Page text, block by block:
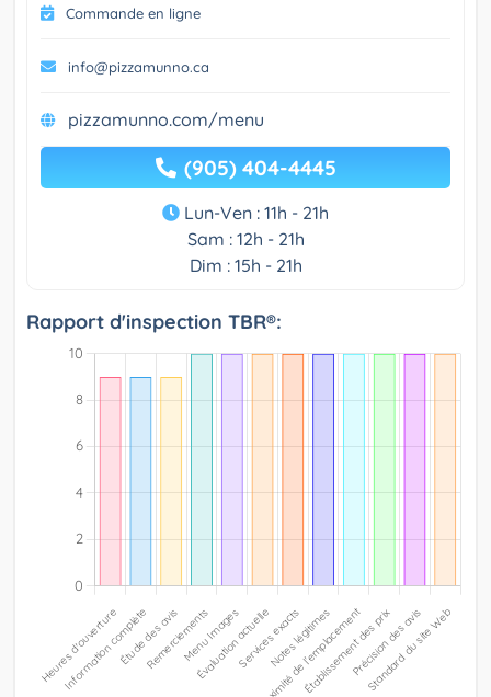
Commande en ligne
info@pizzamunno.ca
pizzamunno.com/menu
(905) 404-4445
Lun-Ven : 11h - 21h
Sam : 12h - 21h
Dim : 15h - 21h
Rapport d'inspection TBR®: